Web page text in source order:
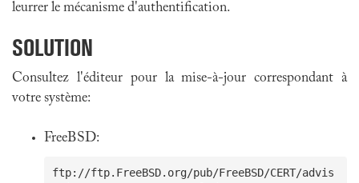
leurrer le mécanisme d'authentification.
SOLUTION
Consultez l'éditeur pour la mise-à-jour correspondant à
votre système:
FreeBSD:
ftp://ftp.FreeBSD.org/pub/FreeBSD/CERT/advis